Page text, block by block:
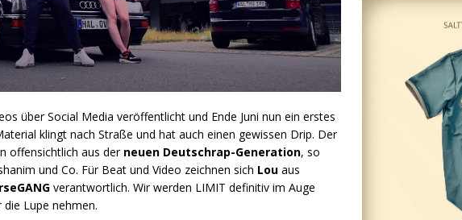
über Social Media veröffentlicht und Ende Juni nun ein erstes
klingt nach Straße und hat auch einen gewissen Drip. Der
offensichtlich aus derneuen Deutschrap-Generation, so
und Co. Für Beat und Video zeichnen sich Lou aus
verantwortlich. Wir werden LIMIT definitiv im Auge
Lupe nehmen.